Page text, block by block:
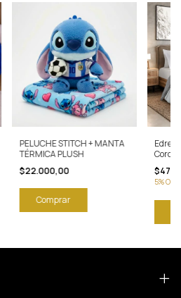
PELUCHE STITCH + MANTA
TÉRMICA PLUSH
$22.000,00
Abrigo
5%